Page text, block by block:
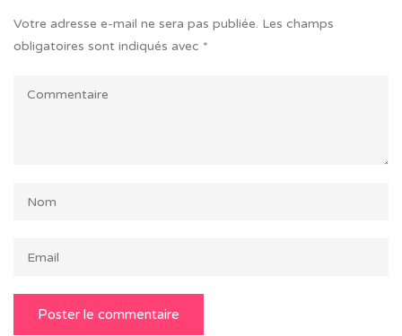
Votre adresse e-mail ne sera pas publiée. Les champs
obligatoires sont indiqués avec *